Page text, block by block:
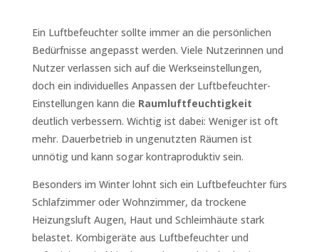
Ein Luftbefeuchter sollte immer an die persönlichen
Bedürfnisse angepasst werden. Viele Nutzerinnen und
Nutzer verlassen sich auf die Werkseinstellungen,
doch ein individuelles Anpassen der Luftbefeuchter-
Einstellungen kann die Raumluftfeuchtigkeit
deutlich verbessern. Wichtig ist dabei: Weniger ist oft
mehr. Dauerbetrieb in ungenutzten Räumen ist
unnötig und kann sogar kontraproduktiv sein.
Besonders im Winter lohnt sich ein Luftbefeuchter fürs
Schlafzimmer oder Wohnzimmer, da trockene
Heizungsluft Augen, Haut und Schleimhäute stark
belastet. Kombigeräte aus Luftbefeuchter und